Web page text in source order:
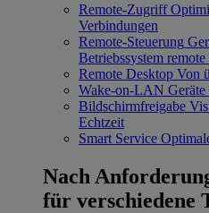
Remote-Zugriff
Verbindungen
Remote-Steuerung
Betriebssystem remote
Remote Desktop Von
Wake-on-LAN Geräte
Bildschirmfreigabe
Echtzeit
Smart Service
Nach
für verschiedene